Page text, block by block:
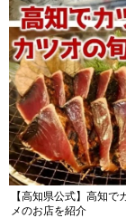
【高知県公式】高知
メのお店を紹介